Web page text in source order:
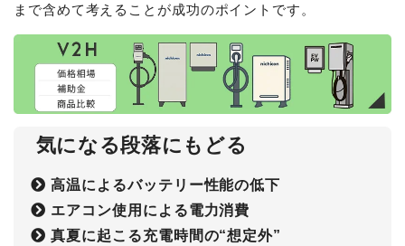
まで含めて考えることが成功のポイントです。
気になる段落にもどる
高温によるバッテリー性能の低下
エアコン使用による電力消費
真夏に起こる充電時間の“想定外”